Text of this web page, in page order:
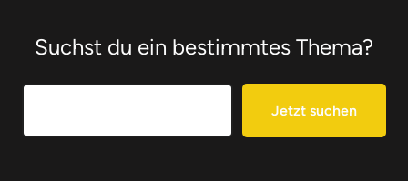
Suchst du ein bestimmtes Thema?
Jetzt suchen